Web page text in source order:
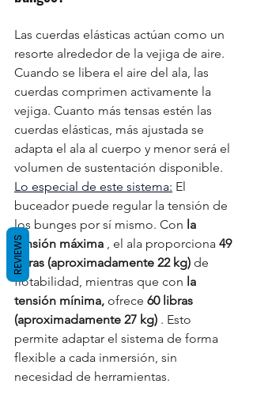
Las cuerdas elásticas actúan como un
resorte alrededor de la vejiga de aire.
Cuando se libera el aire del ala, las
cuerdas comprimen activamente la
vejiga. Cuanto más tensas estén las
cuerdas elásticas, más ajustada se
adapta el ala al cuerpo y menor será el
volumen de sustentación disponible.
Lo especial de este sistema: El
buceador puede regular la tensión de
los bunges por sí mismo. Con la
tensión máxima , el ala proporciona 49
libras (aproximadamente 22 kg) de
flotabilidad, mientras que con la
tensión mínima, ofrece 60 libras
(aproximadamente 27 kg) . Esto
permite adaptar el sistema de forma
flexible a cada inmersión, sin
necesidad de herramientas.
REVIEWS